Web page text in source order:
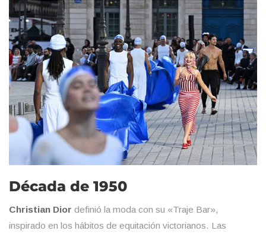
Década de 1950
Christian Dior definió la moda con su «Traje Bar»,
inspirado en los hábitos de equitación victorianos. Las